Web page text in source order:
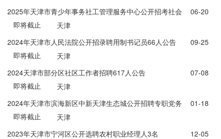
2025年天津市青少年事务社工管理服务中心公开招考社会
工作者21人公告
06-20
即将截止
天津
2024年天津市人民法院公开招录聘用制书记员66人公告
09-25
即将截止
天津
2024天津市部分区社区工作者招聘617人公告
07-08
即将截止
天津
2024年天津市滨海新区中新天津生态城公开招聘专职党务
指导员5名
01-18
即将截止
天津
2023年天津市宁河区公开选聘农村职业经理人3名
12-05